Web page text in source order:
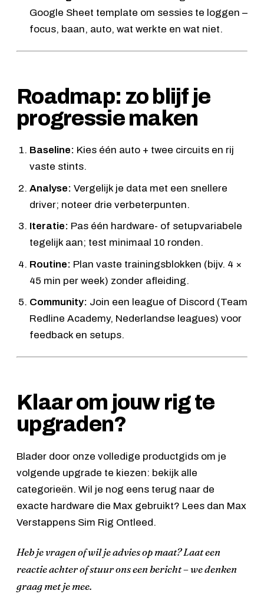
Google Sheet template om sessies te loggen –
focus, baan, auto, wat werkte en wat niet.
Roadmap: zo blijf je
progressie maken
Baseline: Kies één auto + twee circuits en rij
vaste stints.
Analyse: Vergelijk je data met een snellere
driver; noteer drie verbeterpunten.
Iteratie: Pas één hardware- of setupvariabele
tegelijk aan; test minimaal 10 ronden.
Routine: Plan vaste trainingsblokken (bijv. 4 ×
45 min per week) zonder afleiding.
Community: Join een league of Discord (Team
Redline Academy, Nederlandse leagues) voor
feedback en setups.
Klaar om jouw rig te
upgraden?
Blader door onze volledige productgids om je
volgende upgrade te kiezen: bekijk alle
categorieën. Wil je nog eens terug naar de
exacte hardware die Max gebruikt? Lees dan Max
Verstappens Sim Rig Ontleed.
Heb je vragen of wil je advies op maat? Laat een
reactie achter of stuur ons een bericht – we denken
graag met je mee.